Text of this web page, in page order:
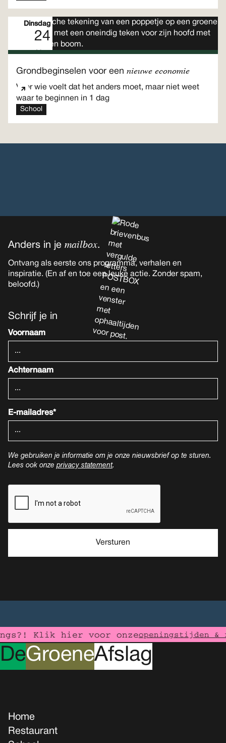
Dinsdag
24
Nov
Grondbeginselen voor een nieuwe economie
Voor wie voelt dat het anders moet, maar niet weet
waar te beginnen in 1 dag
School
Anders in je mailbox.
Ontvang als eerste ons programma, verhalen en
inspiratie. (En af en toe een leuke actie. Zonder spam,
beloofd.)
Schrijf je in
Voornaam
Achternaam
E-mailadres*
We gebruiken je informatie om je onze nieuwsbrief op te sturen.
Lees ook onze privacy statement.
Klik hier voor onzeopeningstijden &
DeGroeneAfslag
Home
Restaurant